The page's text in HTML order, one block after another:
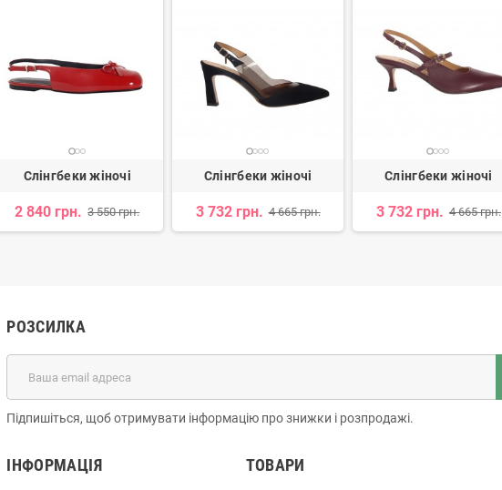
Слінгбеки жіночі
2 840 грн. 3 550 грн.
Слінгбеки жіночі
3 732 грн. 4 665 грн.
Слінгбеки жіночі
3 732 грн. 4 665 грн.
РОЗСИЛКА
Підпишіться, щоб отримувати інформацію про знижки і розпродажі.
ІНФОРМАЦІЯ ТОВАРИ